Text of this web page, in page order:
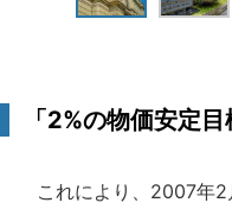
「2%の物価安定
これにより、2007年2